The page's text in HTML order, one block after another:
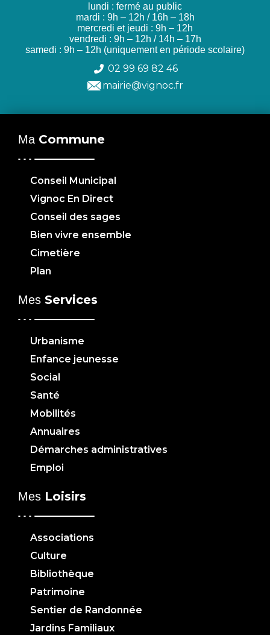
lundi : fermé au public
mardi : 9h – 12h / 16h – 18h
mercredi et jeudi : 9h – 12h
vendredi : 9h – 12h / 14h – 17h
samedi : 9h – 12h (uniquement en période scolaire)
02 99 69 82 46
mairie@vignoc.fr
Ma Commune
Conseil Municipal
Vignoc En Direct
Conseil des sages
Bien vivre ensemble
Cimetière
Plan
Mes Services
Urbanisme
Enfance jeunesse
Social
Santé
Mobilités
Annuaires
Démarches administratives
Emploi
Mes Loisirs
Associations
Culture
Bibliothèque
Patrimoine
Sentier de Randonnée
Jardins Familiaux